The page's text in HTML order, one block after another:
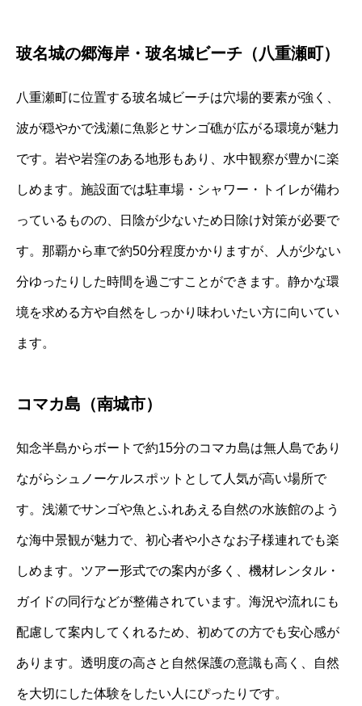
玻名城の郷海岸・玻名城ビーチ（八重瀬町）
八重瀬町に位置する玻名城ビーチは穴場的要素が強く、
波が穏やかで浅瀬に魚影とサンゴ礁が広がる環境が魅力
です。岩や岩窪のある地形もあり、水中観察が豊かに楽
しめます。施設面では駐車場・シャワー・トイレが備わ
っているものの、日陰が少ないため日除け対策が必要で
す。那覇から車で約50分程度かかりますが、人が少ない
分ゆったりした時間を過ごすことができます。静かな環
境を求める方や自然をしっかり味わいたい方に向いてい
ます。
コマカ島（南城市）
知念半島からボートで約15分のコマカ島は無人島であり
ながらシュノーケルスポットとして人気が高い場所で
す。浅瀬でサンゴや魚とふれあえる自然の水族館のよう
な海中景観が魅力で、初心者や小さなお子様連れでも楽
しめます。ツアー形式での案内が多く、機材レンタル・
ガイドの同行などが整備されています。海況や流れにも
配慮して案内してくれるため、初めての方でも安心感が
あります。透明度の高さと自然保護の意識も高く、自然
を大切にした体験をしたい人にぴったりです。